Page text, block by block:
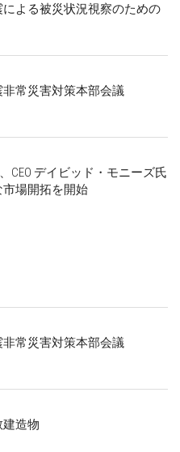
よる被災状況視察のための
常災害対策本部会議
、CEO デイビッド・モニーズ氏
場開拓を開始
常災害対策本部会議
造物